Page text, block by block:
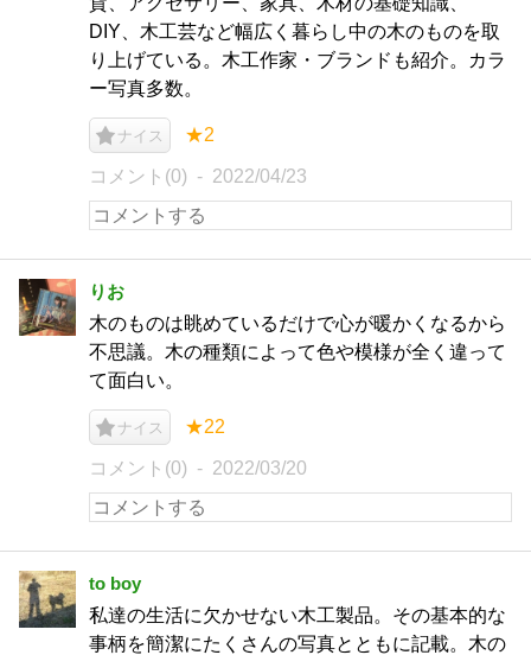
DIY、木工芸など幅広く暮らし中の木のものを取
り上げている。木工作家・ブランドも紹介。カラ
ー写真多数。
ナイス ★2
コメント(0) 2022/04/23
りお
木のものは眺めているだけで心が暖かくなるから
不思議。木の種類によって色や模様が全く違って
て面白い。
ナイス ★22
コメント(0) 2022/03/20
to boy
私達の生活に欠かせない木工製品。その基本的な
事柄を簡潔にたくさんの写真とともに記載。木の